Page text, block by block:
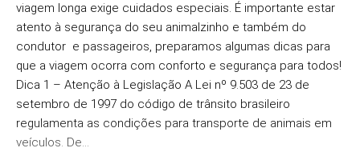
viagem longa exige cuidados especiais. É importante estar
atento à segurança do seu animalzinho e também do
condutor e passageiros, preparamos algumas dicas para
que a viagem ocorra com conforto e segurança para todos!
Dica 1 – Atenção à Legislação A Lei nº 9.503 de 23 de
setembro de 1997 do código de trânsito brasileiro
regulamenta as condições para transporte de animais em
veículos. De…